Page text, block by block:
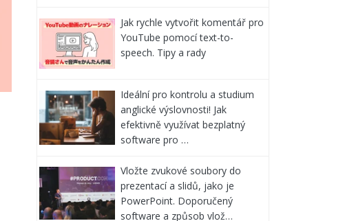
Jak rychle vytvořit komentář pro
YouTube pomocí text-to-
speech. Tipy a rady
Ideální pro kontrolu a studium
anglické výslovnosti! Jak
efektivně využívat bezplatný
software pro …
Vložte zvukové soubory do
prezentací a slidů, jako je
PowerPoint. Doporučený
software a způsob vlož…